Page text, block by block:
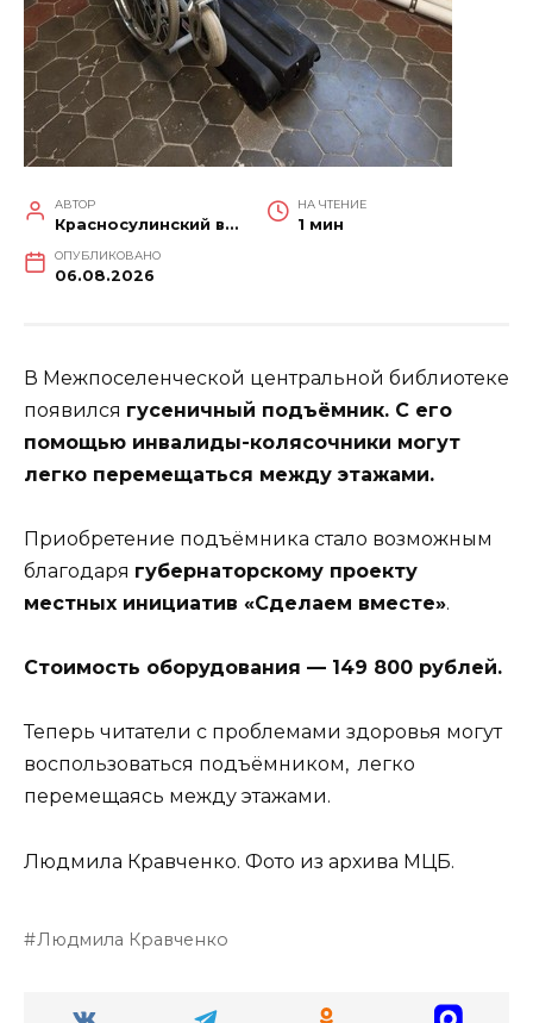
АВТОР
Красносулинский вестник
НА ЧТЕНИЕ
1 мин
ОПУБЛИКОВАНО
06.08.2026
В Межпоселенческой центральной библиотеке
появился гусеничный подъёмник. С его
помощью инвалиды-колясочники могут
легко перемещаться между этажами.
Приобретение подъёмника стало возможным
благодаря губернаторскому проекту
местных инициатив «Сделаем вместе».
Стоимость оборудования — 149 800 рублей.
Теперь читатели с проблемами здоровья могут
воспользоваться подъёмником, легко
перемещаясь между этажами.
Людмила Кравченко. Фото из архива МЦБ.
Людмила Кравченко